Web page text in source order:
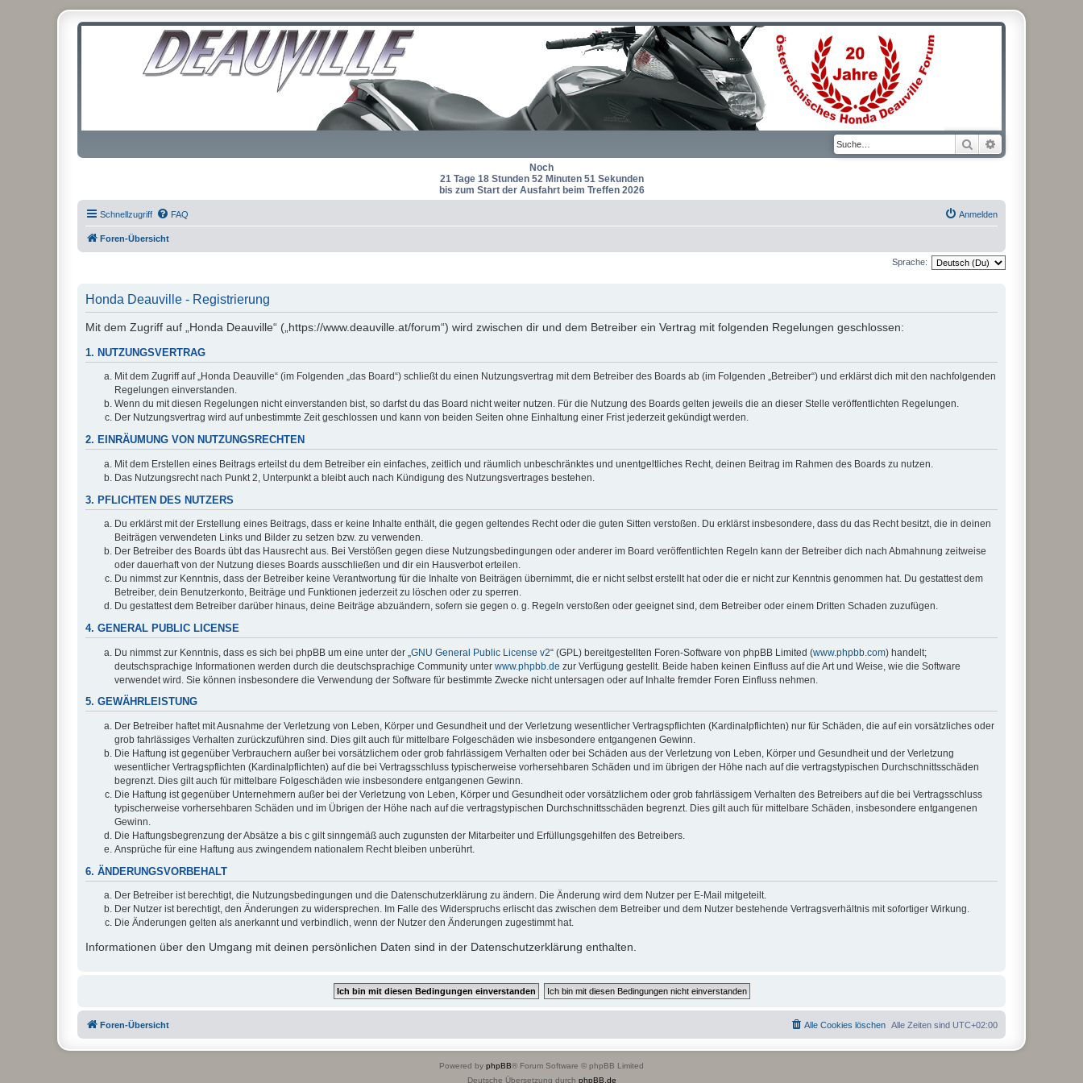
Suche
Noch
21 Tage 18 Stunden 52 Minuten 51 Sekunden
bis zum Start der Ausfahrt beim Treffen 2026
Schnellzugriff FAQ Anmelden
Foren-Übersicht
Sprache:
Honda Deauville - Registrierung
Mit dem Zugriff auf „Honda Deauville“ („https://www.deauville.at/forum“) wird zwischen dir und dem Betreiber ein Vertrag mit folgenden Regelungen geschlossen:
1. NUTZUNGSVERTRAG
Mit dem Zugriff auf „Honda Deauville“ (im Folgenden „das Board“) schließt du einen Nutzungsvertrag mit dem Betreiber des Boards ab (im Folgenden „Betreiber“) und erklärst dich mit den nachfolgenden
Regelungen einverstanden.
Wenn du mit diesen Regelungen nicht einverstanden bist, so darfst du das Board nicht weiter nutzen. Für die Nutzung des Boards gelten jeweils die an dieser Stelle veröffentlichten Regelungen.
Der Nutzungsvertrag wird auf unbestimmte Zeit geschlossen und kann von beiden Seiten ohne Einhaltung einer Frist jederzeit gekündigt werden.
2. EINRÄUMUNG VON NUTZUNGSRECHTEN
Mit dem Erstellen eines Beitrags erteilst du dem Betreiber ein einfaches, zeitlich und räumlich unbeschränktes und unentgeltliches Recht, deinen Beitrag im Rahmen des Boards zu nutzen.
Das Nutzungsrecht nach Punkt 2, Unterpunkt a bleibt auch nach Kündigung des Nutzungsvertrages bestehen.
3. PFLICHTEN DES NUTZERS
Du erklärst mit der Erstellung eines Beitrags, dass er keine Inhalte enthält, die gegen geltendes Recht oder die guten Sitten verstoßen. Du erklärst insbesondere, dass du das Recht besitzt, die in deinen
Beiträgen verwendeten Links und Bilder zu setzen bzw. zu verwenden.
Der Betreiber des Boards übt das Hausrecht aus. Bei Verstößen gegen diese Nutzungsbedingungen oder anderer im Board veröffentlichten Regeln kann der Betreiber dich nach Abmahnung zeitweise
oder dauerhaft von der Nutzung dieses Boards ausschließen und dir ein Hausverbot erteilen.
Du nimmst zur Kenntnis, dass der Betreiber keine Verantwortung für die Inhalte von Beiträgen übernimmt, die er nicht selbst erstellt hat oder die er nicht zur Kenntnis genommen hat. Du gestattest dem
Betreiber, dein Benutzerkonto, Beiträge und Funktionen jederzeit zu löschen oder zu sperren.
Du gestattest dem Betreiber darüber hinaus, deine Beiträge abzuändern, sofern sie gegen o. g. Regeln verstoßen oder geeignet sind, dem Betreiber oder einem Dritten Schaden zuzufügen.
4. GENERAL PUBLIC LICENSE
Du nimmst zur Kenntnis, dass es sich bei phpBB um eine unter der „ GNU General Public License v2“ (GPL) bereitgestellten Foren-Software von phpBB Limited (www.phpbb.com) handelt;
deutschsprachige Informationen werden durch die deutschsprachige Community unter www.phpbb.de zur Verfügung gestellt. Beide haben keinen Einfluss auf die Art und Weise, wie die Software
verwendet wird. Sie können insbesondere die Verwendung der Software für bestimmte Zwecke nicht untersagen oder auf Inhalte fremder Foren Einfluss nehmen.
5. GEWÄHRLEISTUNG
Der Betreiber haftet mit Ausnahme der Verletzung von Leben, Körper und Gesundheit und der Verletzung wesentlicher Vertragspflichten (Kardinalpflichten) nur für Schäden, die auf ein vorsätzliches oder
grob fahrlässiges Verhalten zurückzuführen sind. Dies gilt auch für mittelbare Folgeschäden wie insbesondere entgangenen Gewinn.
Die Haftung ist gegenüber Verbrauchern außer bei vorsätzlichem oder grob fahrlässigem Verhalten oder bei Schäden aus der Verletzung von Leben, Körper und Gesundheit und der Verletzung
wesentlicher Vertragspflichten (Kardinalpflichten) auf die bei Vertragsschluss typischerweise vorhersehbaren Schäden und im übrigen der Höhe nach auf die vertragstypischen Durchschnittsschäden
begrenzt. Dies gilt auch für mittelbare Folgeschäden wie insbesondere entgangenen Gewinn.
Die Haftung ist gegenüber Unternehmern außer bei der Verletzung von Leben, Körper und Gesundheit oder vorsätzlichem oder grob fahrlässigem Verhalten des Betreibers auf die bei Vertragsschluss
typischerweise vorhersehbaren Schäden und im Übrigen der Höhe nach auf die vertragstypischen Durchschnittsschäden begrenzt. Dies gilt auch für mittelbare Schäden, insbesondere entgangenen
Gewinn.
Die Haftungsbegrenzung der Absätze a bis c gilt sinngemäß auch zugunsten der Mitarbeiter und Erfüllungsgehilfen des Betreibers.
Ansprüche für eine Haftung aus zwingendem nationalem Recht bleiben unberührt.
6. ÄNDERUNGSVORBEHALT
Der Betreiber ist berechtigt, die Nutzungsbedingungen und die Datenschutzerklärung zu ändern. Die Änderung wird dem Nutzer per E-Mail mitgeteilt.
Der Nutzer ist berechtigt, den Änderungen zu widersprechen. Im Falle des Widerspruchs erlischt das zwischen dem Betreiber und dem Nutzer bestehende Vertragsverhältnis mit sofortiger Wirkung.
Die Änderungen gelten als anerkannt und verbindlich, wenn der Nutzer den Änderungen zugestimmt hat.
Informationen über den Umgang mit deinen persönlichen Daten sind in der Datenschutzerklärung enthalten.
Foren-Übersicht Alle Zeiten sind UTC+02:00
Alle Cookies löschen
Powered by phpBB® Forum Software © phpBB Limited
Deutsche Übersetzung durch phpBB.de